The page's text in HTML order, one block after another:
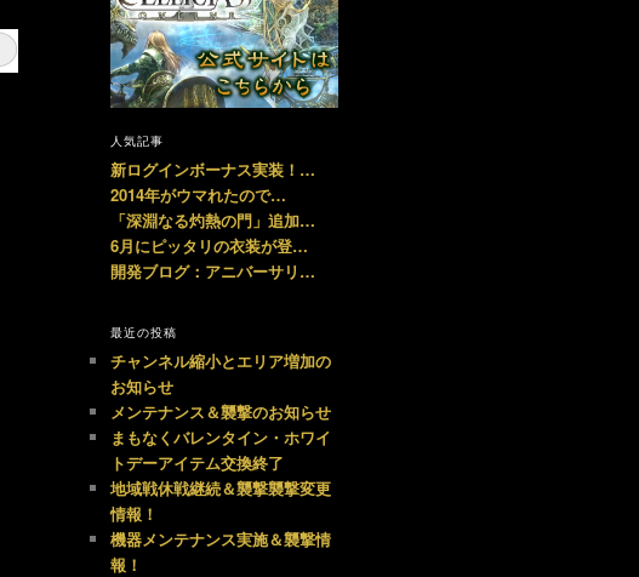
人気記事
新ログインボーナス実装！…
2014年がウマれたので…
「深淵なる灼熱の門」追加…
6月にピッタリの衣装が登…
開発ブログ：アニバーサリ…
最近の投稿
チャンネル縮小とエリア増加の
お知らせ
メンテナンス＆襲撃のお知らせ
まもなくバレンタイン・ホワイ
トデーアイテム交換終了
地域戦休戦継続＆襲撃襲撃変更
情報！
機器メンテナンス実施＆襲撃情
報！